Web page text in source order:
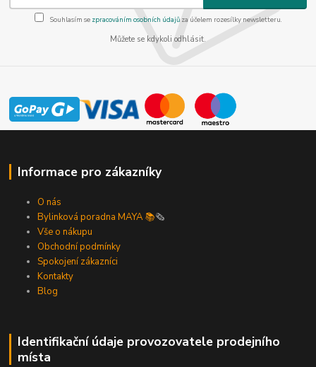
Souhlasím se zpracováním osobních údajůza účelem rozesílky newsletteru.
Můžete se kdykoli odhlásit.
Informace pro zákazníky
O nás
Bylinková poradna MAYA 📚🗞️
Vše o nákupu
Obchodní podmínky
Spokojení zákazníci
Kontakty
Blog
Identifikační údaje provozovatele prodejního
místa